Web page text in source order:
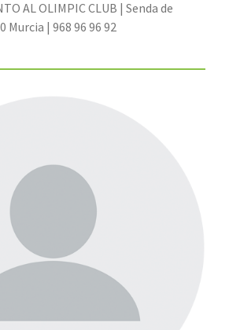
AL OLIMPIC CLUB | Senda de
Murcia | 968 96 96 92